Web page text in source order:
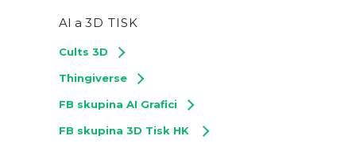
AI a 3D TISK
Cults 3D
Thingiverse
FB skupina AI Grafici
FB skupina 3D Tisk HK